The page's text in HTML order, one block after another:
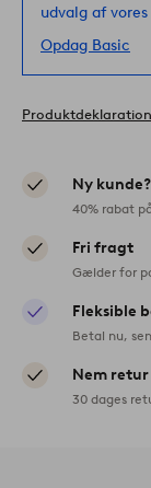
udvalg af
Opdag Basic
Produktdeklaration
Ny kunde?
40% rabat
Fri fragt
Gælder for
Fleksible
Betal nu,
Nem retur
30 dages